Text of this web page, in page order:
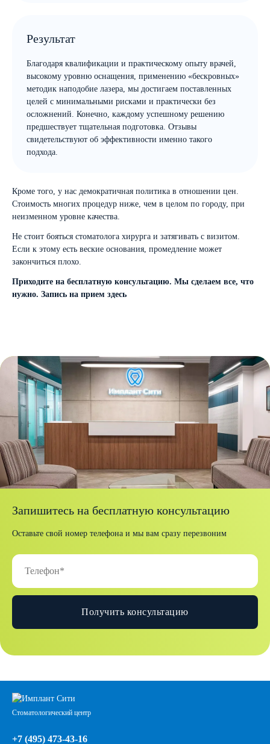
Результат
Благодаря квалификации и практическому опыту врачей,
высокому уровню оснащения, применению «бескровных»
методик наподобие лазера, мы достигаем поставленных
целей с минимальными рисками и практически без
осложнений. Конечно, каждому успешному решению
предшествует тщательная подготовка. Отзывы
свидетельствуют об эффективности именно такого
подхода.
Кроме того, у нас демократичная политика в отношении цен.
Стоимость многих процедур ниже, чем в целом по городу, при
неизменном уровне качества.
Не стоит бояться стоматолога хирурга и затягивать с визитом.
Если к этому есть веские основания, промедление может
закончиться плохо.
Приходите на бесплатную консультацию. Мы сделаем все, что
нужно. Запись на прием здесь
Запишитесь на бесплатную консультацию
Оставьте свой номер телефона и мы вам сразу перезвоним
Получить консультацию
Стоматологический центр
+7 (495) 473-43-16